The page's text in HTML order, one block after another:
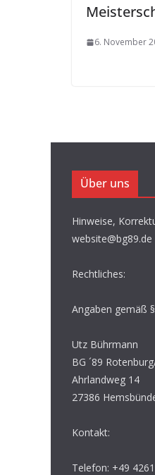
6. November
Über uns
Hinweise,
website@bg89.de
Rechtliches:
Angaben gemäß
Utz Bührmann
BG ´89
Ahrlandweg 14
27386
Kontakt:
Telefon: +49